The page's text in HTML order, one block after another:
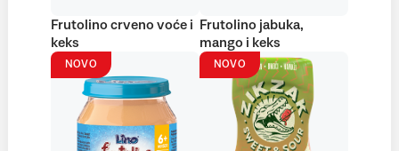
Frutolino crveno voće i
keks
Frutolino jabuka,
mango i keks
NOVO NOVO